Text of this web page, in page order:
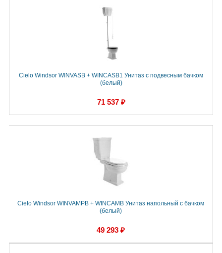
Cielo Windsor WINVASB + WINCASB1 Унитаз с подвесным бачком
(белый)
71 537 ₽
Cielo Windsor WINVAMPB + WINCAMB Унитаз напольный с бачком
(белый)
49 293 ₽